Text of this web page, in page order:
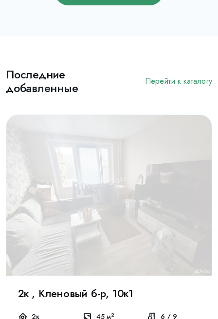
Последние
добавленные
Перейти к каталогу
2к , Кленовый б-р, 10к1
2к 45 м2 6 / 9